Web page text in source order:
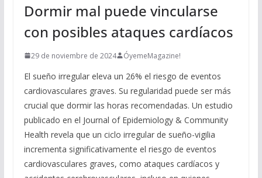
Dormir mal puede vincularse
con posibles ataques cardíacos
29 de noviembre de 2024 ÓyemeMagazine!
El sueño irregular eleva un 26% el riesgo de eventos
cardiovasculares graves. Su regularidad puede ser más
crucial que dormir las horas recomendadas. Un estudio
publicado en el Journal of Epidemiology & Community
Health revela que un ciclo irregular de sueño-vigilia
incrementa significativamente el riesgo de eventos
cardiovasculares graves, como ataques cardíacos y